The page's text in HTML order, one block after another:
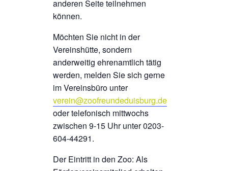
anderen Seite teilnehmen
können.
Möchten Sie nicht in der
Vereinshütte, sondern
anderweitig ehrenamtlich tätig
werden, melden Sie sich gerne
im Vereinsbüro unter
verein@zoofreundeduisburg.de
oder telefonisch mittwochs
zwischen 9-15 Uhr unter 0203-
604-44291.
Der Eintritt in den Zoo: Als